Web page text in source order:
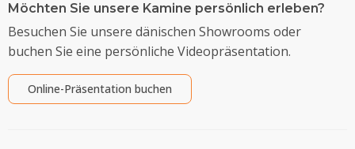
Möchten Sie unsere Kamine persönlich erleben?
Besuchen Sie unsere dänischen Showrooms oder
buchen Sie eine persönliche Videopräsentation.
Online-Präsentation buchen